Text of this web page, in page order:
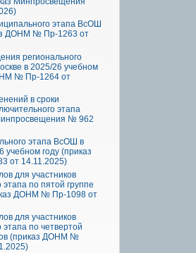
этапа ВсОШ
ДОНМ № Пр-1263 от
регионального
в 2025/26 учебном
№ Пр-1264 от
в сроки
этапа
№ 962
этапа ВсОШ в
учебном году (приказ
от 14.11.2025)
для участников
по пятой группе
ДОНМ № Пр-1098 от
для участников
по четвертой
(приказ ДОНМ №